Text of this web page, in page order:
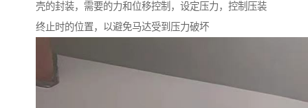
壳的封装，需要的力和位移控制，设定压力，控制压装
终止时的位置，以避免马达受到压力破坏